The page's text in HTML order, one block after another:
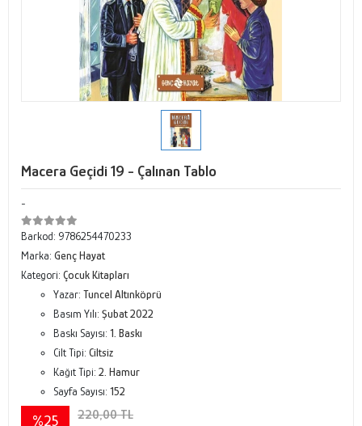
Macera Geçidi 19 - Çalınan Tablo
-
Barkod: 9786254470233
Marka: Genç Hayat
Kategori: Çocuk Kitapları
Yazar: Tuncel Altınköprü
Basım Yılı: Şubat 2022
Baskı Sayısı: 1. Baskı
Cilt Tipi: Ciltsiz
Kağıt Tipi: 2. Hamur
Sayfa Sayısı: 152
%25 220,00 TL